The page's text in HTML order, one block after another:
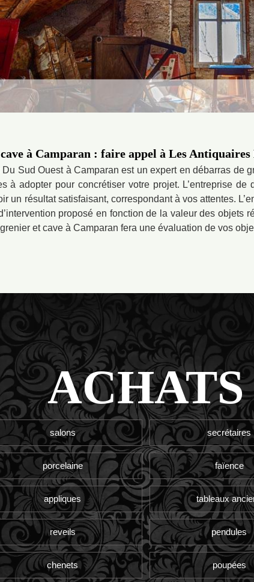
à Camparan : faire appel à Les Antiquaires
Du Sud Ouest à Camparan est un expert en débarras de
à adopter pour concrétiser votre projet. L’entreprise
un résultat satisfaisant, correspondant à vos attentes.
proposé en fonction de la valeur des objets
et cave à Camparan fera une évaluation de vos
ACHATS
salons secrétaires
porcelaine faïence
appliques tableaux
reveils pendules
chenets poupées